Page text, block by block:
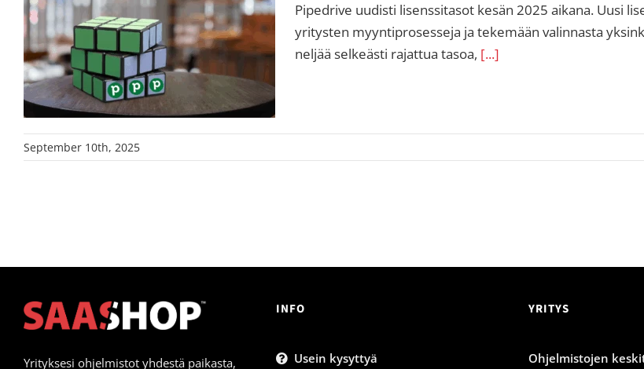
Pipedrive uudisti lisenssitasot kesän 2025 aikana. Uusi
yritysten myyntiprosesseja ja tekemään valinnasta
neljää selkeästi rajattua tasoa, [...]
September 10th, 2025
Yrityksesi ohjelmistot yhdestä paikasta,
INFO
Usein kysyttyä
YRITYS
Ohjelmistojen